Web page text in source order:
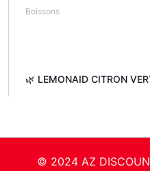
Boissons
🌿 LEMONAID CITRON
© 2024 AZ